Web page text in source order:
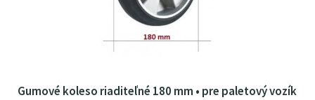
Gumové koleso riaditeľné 180 mm • pre paletový vozík